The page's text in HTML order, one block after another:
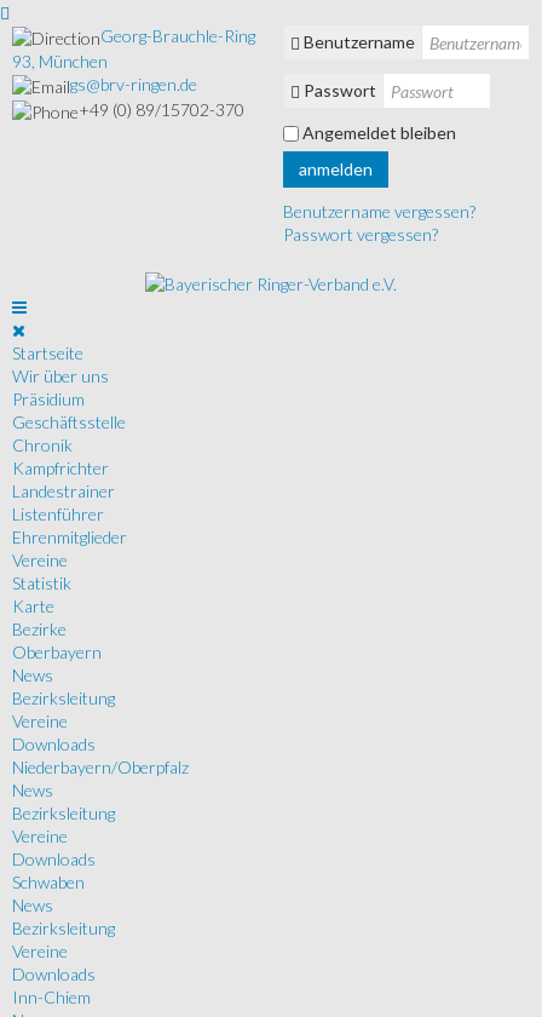
Georg-Brauchle-Ring
93, München
gs@brv-ringen.de
+49 (0) 89/15702-370
Benutzername
Passwort
Angemeldet bleiben
anmelden
Benutzername vergessen?
Passwort vergessen?
Startseite
Wir über uns
Präsidium
Geschäftsstelle
Chronik
Kampfrichter
Landestrainer
Listenführer
Ehrenmitglieder
Vereine
Statistik
Karte
Bezirke
Oberbayern
News
Bezirksleitung
Vereine
Downloads
Niederbayern/Oberpfalz
News
Bezirksleitung
Vereine
Downloads
Schwaben
News
Bezirksleitung
Vereine
Downloads
Inn-Chiem